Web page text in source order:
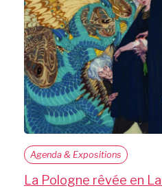
Agenda & Expositions
La Pologne rêvée en